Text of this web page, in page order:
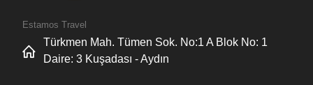
Estamos Travel
Türkmen Mah. Tümen Sok. No:1 A Blok No: 1
Daire: 3 Kuşadası - Aydın